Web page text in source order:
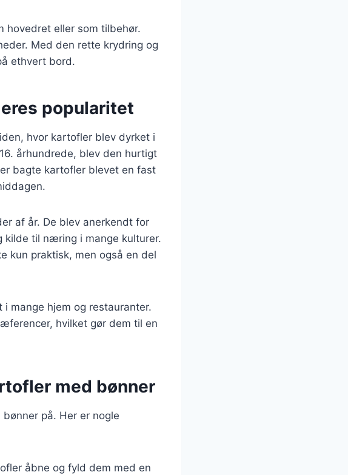
hovedret eller som tilbehør.
Med den rette krydring og
ethvert bord.
popularitet
hvor kartofler blev dyrket i
århundrede, blev den hurtigt
bagte kartofler blevet en fast
af år. De blev anerkendt for
kilde til næring i mange kulturer.
kun praktisk, men også en del
mange hjem og restauranter.
hvilket gør dem til en
med bønner
på. Her er nogle
åbne og fyld dem med en